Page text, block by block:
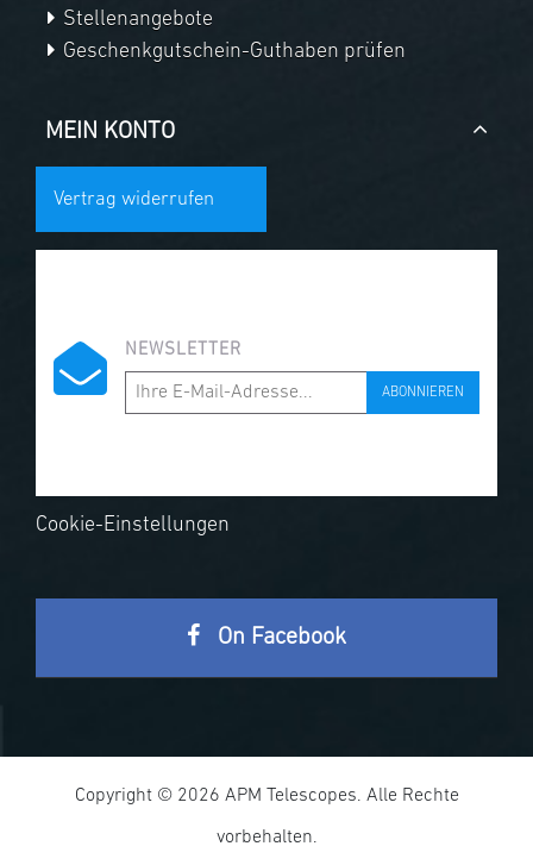
Stellenangebote
Geschenkgutschein-Guthaben prüfen
MEIN KONTO
Vertrag widerrufen
NEWSLETTER
ABONNIEREN
Cookie-Einstellungen
On Facebook
Copyright © 2026 APM Telescopes. Alle Rechte
vorbehalten.